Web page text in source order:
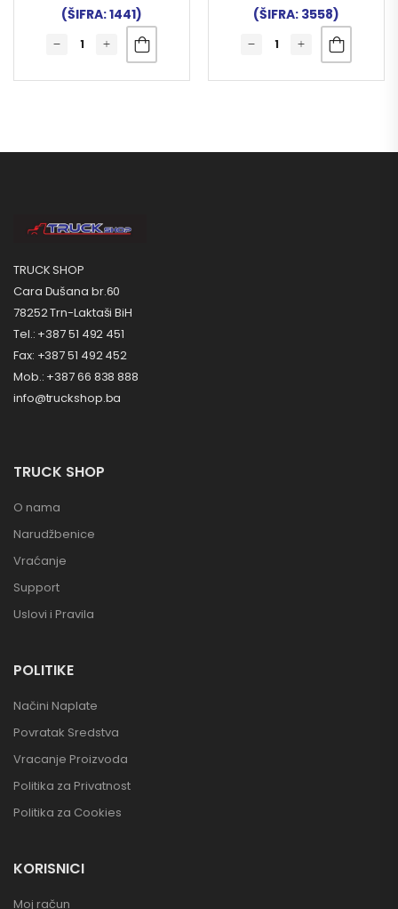
(ŠIFRA: 1441) (ŠIFRA: 3558)
TRUCK SHOP
Cara Dušana br.60
78252 Trn-Laktaši BiH
Tel.: +387 51 492 451
Fax: +387 51 492 452
Mob.: +387 66 838 888
info@truckshop.ba
TRUCK SHOP
O nama
Narudžbenice
Vraćanje
Support
Uslovi i Pravila
POLITIKE
Načini Naplate
Povratak Sredstva
Vracanje Proizvoda
Politika za Privatnost
Politika za Cookies
KORISNICI
Moj račun